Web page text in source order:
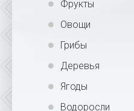
Фрукты
Овощи
Грибы
Деревья
Ягоды
Водоросли